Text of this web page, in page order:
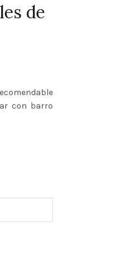
de
con barro